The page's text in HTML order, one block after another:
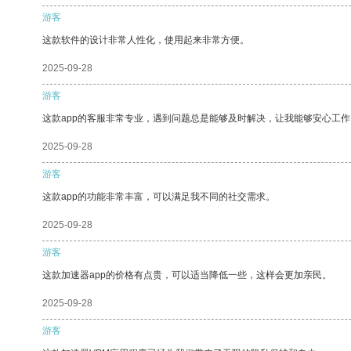
游客
这款软件的设计非常人性化，使用起来非常方便。
2025-09-28
游客
这款app的客服非常专业，遇到问题总是能够及时解决，让我能够安心工
2025-09-28
游客
这款app的功能非常丰富，可以满足我不同的社交需求。
2025-09-28
游客
这款加速器app的价格有点贵，可以适当降低一些，这样会更加亲民。
2025-09-28
游客